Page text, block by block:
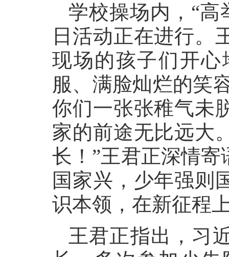
学校操场内，“
日活动正在进行。
现场的孩子们开
服、满脸灿烂的笑
你们一张张稚气未
家的前途无比远大
长！”王君正深情
国家兴，少年强则
识本领，在新征程
王君正指出，习